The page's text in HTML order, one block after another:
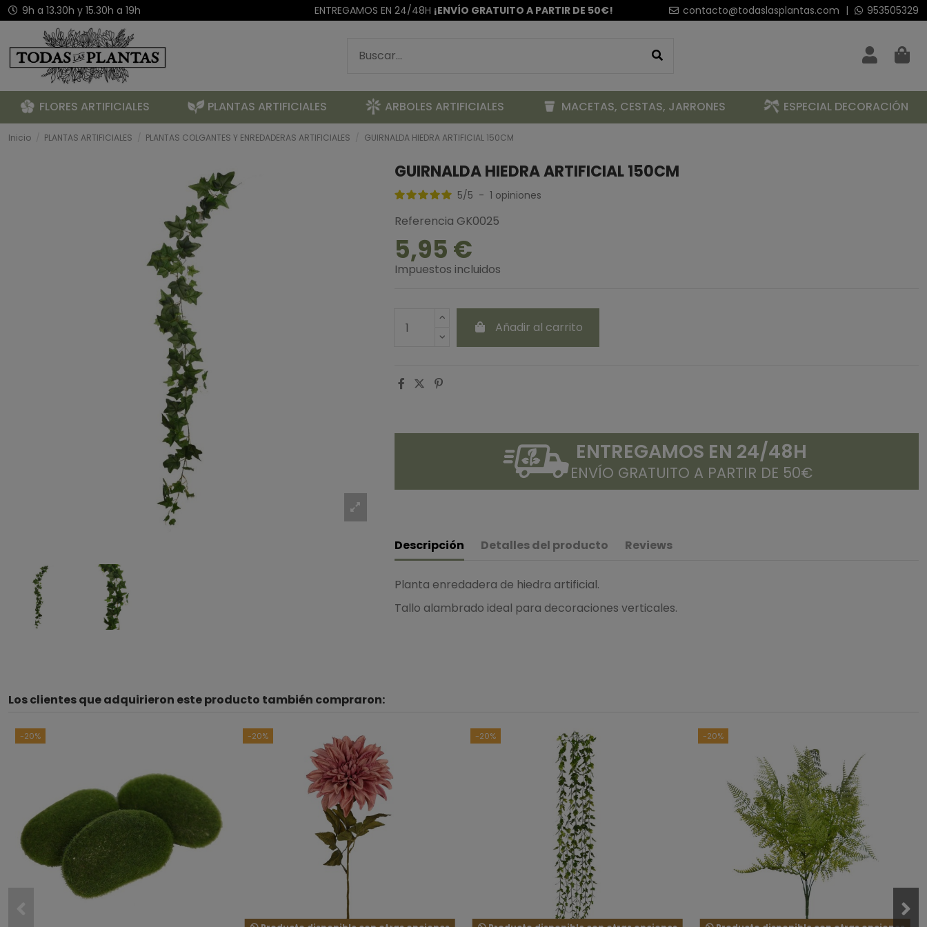
9h a 13.30h y 15.30h a 19h ENTREGAMOS EN 24/48H ¡ENVÍO GRATUITO A PARTIR DE 50€! contacto@todaslasplantas.com | 953505329
FLORES ARTIFICIALES PLANTAS ARTIFICIALES ARBOLES ARTIFICIALES MACETAS, CESTAS, JARRONES ESPECIAL DECORACIÓN
Inicio PLANTAS ARTIFICIALES PLANTAS COLGANTES Y ENREDADERAS ARTIFICIALES GUIRNALDA HIEDRA ARTIFICIAL 150CM
GUIRNALDA HIEDRA ARTIFICIAL 150CM
5/5 - 1 opiniones
Referencia GK0025
5,95 €
Impuestos incluidos
Añadir al carrito
ENTREGAMOS EN 24/48H
ENVÍO GRATUITO A PARTIR DE 50€
Descripción Detalles del producto Reviews
Planta enredadera de hiedra artificial.
Tallo alambrado ideal para decoraciones verticales.
Los clientes que adquirieron este producto también compraron:
-20% -20% -20% -20%